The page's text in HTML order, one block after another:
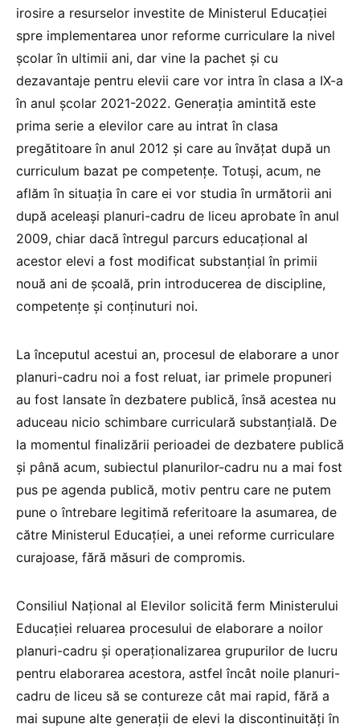
irosire a resurselor investite de Ministerul Educației
spre implementarea unor reforme curriculare la nivel
școlar în ultimii ani, dar vine la pachet și cu
dezavantaje pentru elevii care vor intra în clasa a IX-a
în anul școlar 2021-2022. Generația amintită este
prima serie a elevilor care au intrat în clasa
pregătitoare în anul 2012 și care au învățat după un
curriculum bazat pe competențe. Totuși, acum, ne
aflăm în situația în care ei vor studia în următorii ani
după aceleași planuri-cadru de liceu aprobate în anul
2009, chiar dacă întregul parcurs educațional al
acestor elevi a fost modificat substanțial în primii
nouă ani de școală, prin introducerea de discipline,
competențe și conținuturi noi.
La începutul acestui an, procesul de elaborare a unor
planuri-cadru noi a fost reluat, iar primele propuneri
au fost lansate în dezbatere publică, însă acestea nu
aduceau nicio schimbare curriculară substanțială. De
la momentul finalizării perioadei de dezbatere publică
și până acum, subiectul planurilor-cadru nu a mai fost
pus pe agenda publică, motiv pentru care ne putem
pune o întrebare legitimă referitoare la asumarea, de
către Ministerul Educației, a unei reforme curriculare
curajoase, fără măsuri de compromis.
Consiliul Național al Elevilor solicită ferm Ministerului
Educației reluarea procesului de elaborare a noilor
planuri-cadru și operaționalizarea grupurilor de lucru
pentru elaborarea acestora, astfel încât noile planuri-
cadru de liceu să se contureze cât mai rapid, fără a
mai supune alte generații de elevi la discontinuități în